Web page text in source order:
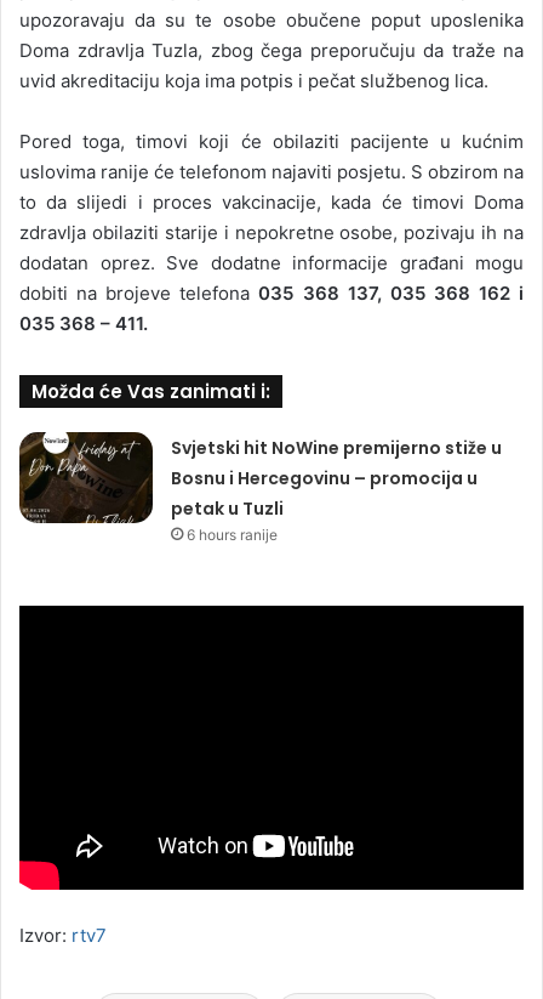
upozoravaju da su te osobe obučene poput uposlenika
Doma zdravlja Tuzla, zbog čega preporučuju da traže na
uvid akreditaciju koja ima potpis i pečat službenog lica.
Pored toga, timovi koji će obilaziti pacijente u kućnim
uslovima ranije će telefonom najaviti posjetu. S obzirom na
to da slijedi i proces vakcinacije, kada će timovi Doma
zdravlja obilaziti starije i nepokretne osobe, pozivaju ih na
dodatan oprez. Sve dodatne informacije građani mogu
dobiti na brojeve telefona035 368 137, 035 368 162 i
035 368 – 411.
Možda će Vas zanimati i:
Svjetski hit NoWine premijerno stiže u
Bosnu i Hercegovinu – promocija u
petak u Tuzli
6 hours ranije
Izvor: rtv7